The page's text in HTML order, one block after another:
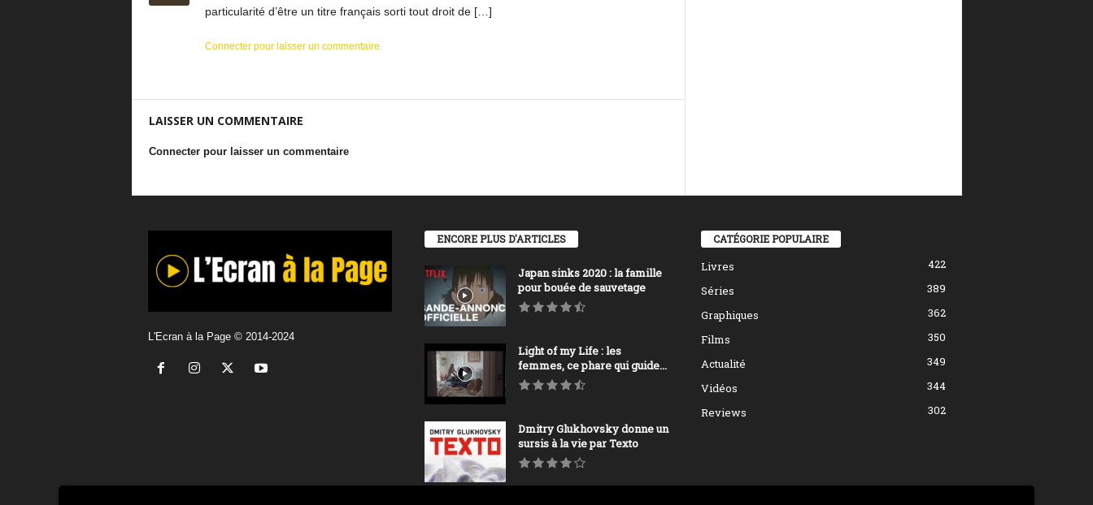
particularité d’être un titre français sorti tout droit de […]
Connecter pour laisser un commentaire
LAISSER UN COMMENTAIRE
Connecter pour laisser un commentaire
L'Ecran à la Page © 2014-2024
ENCORE PLUS D'ARTICLES
Japan sinks 2020 : la famille
pour bouée de sauvetage
Light of my Life : les
femmes, ce phare qui guide...
Dmitry Glukhovsky donne un
sursis à la vie par Texto
CATÉGORIE POPULAIRE
Livres
422
Séries
389
Graphiques
362
Films
350
Actualité
349
Vidéos
344
Reviews
302